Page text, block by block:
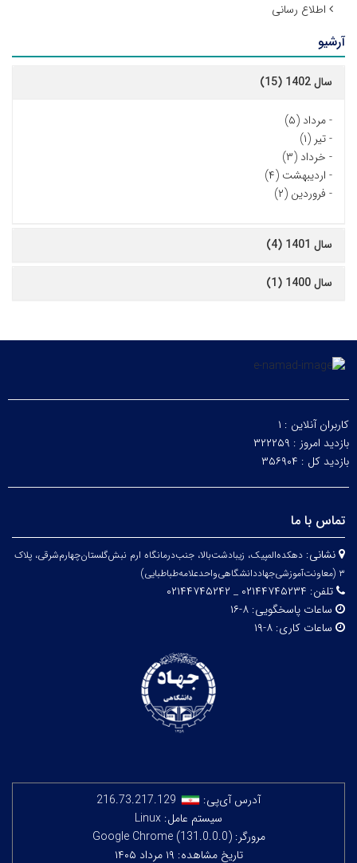
اطلاع رسانی
آرشیو
سال 1402 (15)
-مرداد (۵)
-تیر (۱)
- خرداد (۳)
- اردیبهشت (۴)
- فروردین (۲)
سال 1401 (4)
سال 1400 (1)
کاربران آنلاین : ۱
بازدید امروز : ۳۲۲۲۵۹
بازدید کل : ۳۵۶۹۰۴
تماس با ما
نشانی: دهکده‌المپیک، زیبا‌دشت‌بالا، جنب‌درمانگاه ارم نبش‌گلستان‌چهارم‌شرقی، پلاک
۳ (معاونت‌آموزشی‌جهاد‌دانشگاهی‌واحد‌علامه‌طباطبایی)
تلفن: ۰۲۱۴۴۷۴۵۲۳۴ _ ۰۲۱۴۴۷۴۵۲۴۲
ساعات پاسخگویی: ۸-۱۶
ساعات کاری: ۸-۱۹
آدرس آی‌پی:
216.73.217.129
سیستم عامل: Linux
مرورگر: Google Chrome (131.0.0.0)
تاریخ مشاهده: ۱۹ مرداد ۱۴۰۵